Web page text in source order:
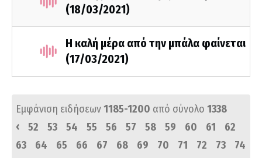
(18/03/2021)
Η καλή μέρα από την μπάλα φαίνεται
(17/03/2021)
Εμφάνιση ειδήσεων1185-1200 από σύνολο 1338
‹
52 53 54 55 56 57 58 59 60 61
62
63
64 65 66 67 68 69 70 71 72 73
74